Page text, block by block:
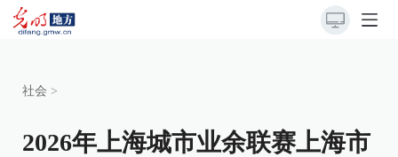
社会 >
2026年上海城市业余联赛上海市